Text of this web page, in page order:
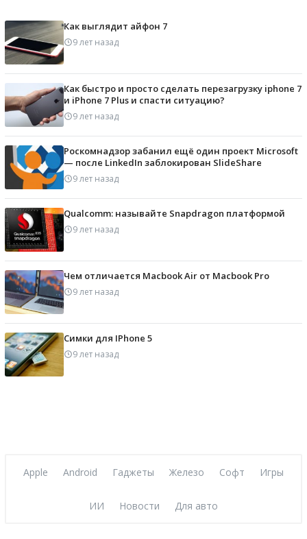
Как выглядит айфон 7
9 лет назад
Как быстро и просто сделать перезагрузку iphone 7
и iPhone 7 Plus и спасти ситуацию?
9 лет назад
Роскомнадзор забанил ещё один проект Microsoft
— после LinkedIn заблокирован SlideShare
9 лет назад
Qualcomm: называйте Snapdragon платформой
9 лет назад
Чем отличается Macbook Air от Macbook Pro
9 лет назад
Симки для IPhone 5
9 лет назад
Apple Android Гаджеты Железо Софт Игры
ИИ Новости Для авто